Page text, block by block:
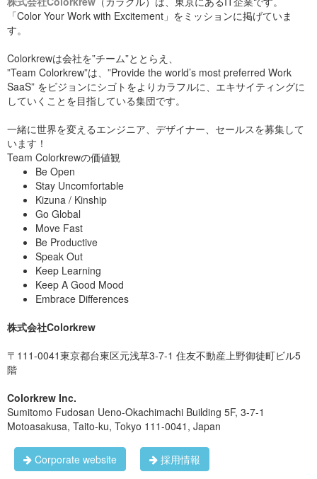
2020年はもう一度入社式がありました。こちらも新型コロナを
考慮して、オンラインで行いました。
母国語と異なる言語でコミュニケーションしようとすると気を
付けないといけないところがたくさんあります。
んと伝われているのか」などを考えないといけないので、簡単
な質問をしたり資料を作成する時にも、他の人より時間がかか
ります。
事実、これらの言語障壁は多くの外国人が不安に感じる部分だ
と思います。
その点、Colorkrewはグローバル企業を目指しているので、
Colokrewの価値観に共感できる人であれば日本語のスキルが足
りなかったとしても積極的に外国人を採用してます。
このような会社の方針は外国人に大きいメリットだと思いま
す。
英語を共通言語としてコミュニケーションできるように、
Colokrewの多くのメンバーが英語を使おうとして頑張ってま
す。
センパイたちからのメッセ
ージ
次は、4月に入社
ムメッセージ。 リモートワーク時の工夫や、Colorkrewで働く
うえでのアドバイスをまとめて発表してくれました。
悩むことも大事だけど質問してみよう
遠慮せずにどんどん発信しよう
整理整頓されたデスクを保って働く環境を整えよう
アイデアを出すときは歩き回ってみよう
などなど、それぞれがこの数カ月を通じて感じた体験をもとに
語ってくれました！
〜センパイタイム〜
Keiji Timeと同様にビジネスマインド、コミュニケーションに
ついて学ぶ研修。センパイならではの視点で話される内容で
す。
今年は2018年11月入社のジェホが講師。彼がこの1年半の間で
ISAOで学んだこと、大切にしていること、インターナショナル
メンバーへのアドバイスなどを英語と日本語で実施しました。
How you grow
動画にまとめているのでぜひご覧ください！
ISAO
新入社員の自己紹介
た。
出発当日AM6:00。すでに暑い！コーラが恋しい季節だけどし
ばらく飲めないだろうな…[/caption]
Day1: 絶望、リタイアの危
機！？
いざ出発当日。
会社の人たちからは「頑張ってね！」「ハプニング期待してる
よ！」と言われてましたが、正直、私にとっては「香川まで自
走」と「1万円生活」はそれぞれ難しいことではありません。
それを同時にやれば何かしら面白い旅になるだろうという思い
でスタートした私は、３時間後、
財布を無くしました。
仕事もチームも主体性
さて、２日目は１日目に学んだ「主体性」を具体的に仕事やチ
目的・意義
ソリューション
ポテンシャル
を学びました。
１日目は、
１つの「事実」は、ものの見方（＝パラダイム）によって、全
く異なった「結果」として認識できる。なのでそのパラダイム
を意識的に変える（＝パラダイムシフト）ことで良い結果を生
み続けることができることが大切である。
ということを学びました。
仕事に対してもパラダイムが大切なのは同じで、仕事に対して
熱意を持てる、価値を見出せる目的＝「パラダイム」を持つこ
とがそのままHighパフォーマンスにつながることになります。
研修では目的・意義を、お客様や会社、社会からの期待と自分
にとっての仕事の意義をすり合わせたところに設定することを
学びました。
「Color Your Work with Excitement」をミッションに掲げていま
す。
Colorkrewは会社を”チーム”ととらえ、
”Team Colorkrew”は、”Provide the world’s most preferred Work
SaaS” をビジョンにシゴトをよりカラフルに、エキサイティングに
していくことを目指している集団です。
一緒に世界を変えるエンジニア、デザイナー、セールスを募集して
います！
Team Colorkrewの価値観
Be Open
Stay Uncomfortable
Kizuna / Kinship
Go Global
Move Fast
Be Productive
Speak Out
Keep Learning
Keep A Good Mood
Embrace Differences
株式会社Colorkrew
〒111-0041東京都台東区元浅草3-7-1 住友不動産上野御徒町ビル5
階
Colorkrew Inc.
Sumitomo Fudosan Ueno-Okachimachi Building 5F, 3-7-1
Motoasakusa, Taito-ku, Tokyo 111-0041, Japan
Corporate website 採用情報